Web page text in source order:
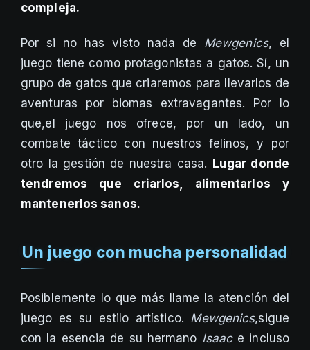
compleja.
Por si no has visto nada de Mewgenics, el
juego tiene como protagonistas a gatos. Sí, un
grupo de gatos que criaremos para llevarlos de
aventuras por biomas extravagantes. Por lo
que,el juego nos ofrece, por un lado, un
combate táctico con nuestros felinos, y por
otro la gestión de nuestra casa. Lugar donde
tendremos que criarlos, alimentarlos y
mantenerlos sanos.
Un juego con mucha personalidad
Posiblemente lo que más llame la atención del
juego es su estilo artístico. Mewgenics,sigue
con la esencia de su hermano Isaace incluso